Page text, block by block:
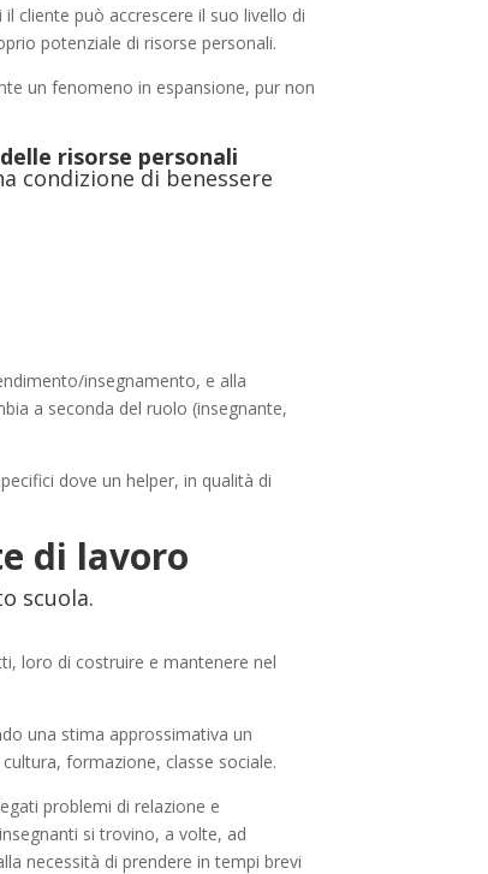
il cliente può accrescere il suo livello di
potenziale di risorse personali.
un fenomeno in espansione, pur non
risorse personali
condizione di benessere
insegnamento, e alla
a seconda del ruolo (insegnante,
dove un helper, in qualità di
di lavoro
scuola.
loro di costruire e mantenere nel
una stima approssimativa un
formazione, classe sociale.
problemi di relazione e
si trovino, a volte, ad
necessità di prendere in tempi brevi